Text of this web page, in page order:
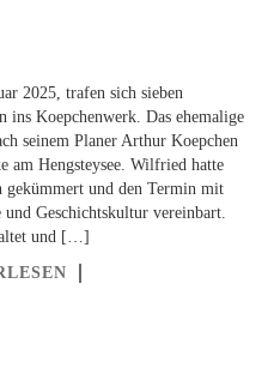
2025, trafen sich sieben
ins Koepchenwerk. Das ehemalige
seinem Planer Arthur Koepchen
am Hengsteysee. Wilfried hatte
und den Termin mit
Geschichtskultur vereinbart.
und […]